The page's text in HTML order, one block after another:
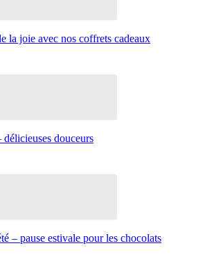
la joie avec nos coffrets cadeaux
délicieuses douceurs
– pause estivale pour les chocolats